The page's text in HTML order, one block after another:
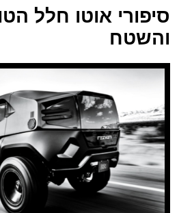
סיפורי אוטו חלל
והשטח